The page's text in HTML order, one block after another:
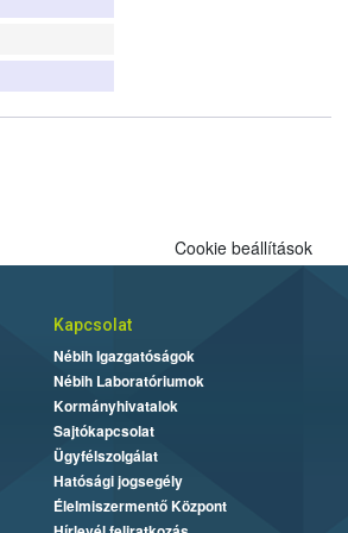
Cookie beállítások
Kapcsolat
Nébih Igazgatóságok
Nébih Laboratóriumok
Kormányhivatalok
Sajtókapcsolat
Ügyfélszolgálat
Hatósági jogsegély
Élelmiszermentő Központ